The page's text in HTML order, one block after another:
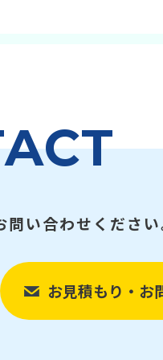
い合わせください
お見積もり・お